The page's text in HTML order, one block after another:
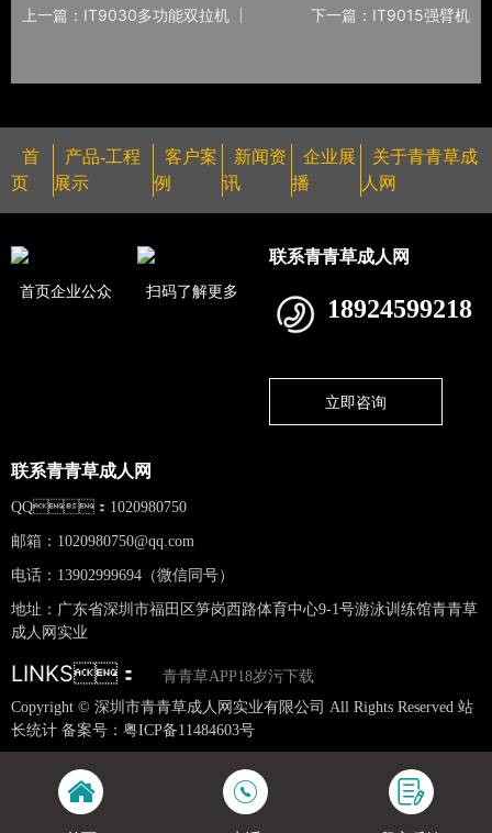
上一篇：IT9030多功能双拉机 下一篇：IT9015强臂机
首
页
产品-工程
展示
客户案
例
新闻资
讯
企业展
播
关于青青草成
人网
首页企业公众 扫码了解更多
联系青青草成人网
18924599218
立即咨询
联系青青草成人网
QQ：1020980750
邮箱： 1020980750@qq.com
电话：13902999694（微信同号）
地址：广东省深圳市福田区笋岗西路体育中心9-1号游泳训练馆青青草
成人网实业
LINKS：
青青草APP18岁污下载
Copyright © 深圳市青青草成人网实业有限公司 All Rights Reserved 站
长统计 备案号： 粤ICP备11484603号
网站地图